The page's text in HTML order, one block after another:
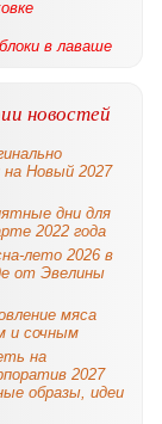
в лаваше
новостей
на Новый 2027
дни для
2022 года
лето 2026 в
от Эвелины
мяса
и сочным
на
2027
образы, идеи